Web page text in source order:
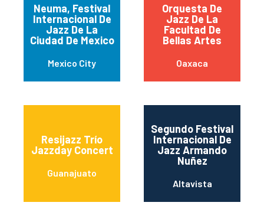
Neuma, Festival
Internacional De
Jazz De La
Ciudad De Mexico
Mexico City
Orquesta De
Jazz De La
Facultad De
Bellas Artes
Oaxaca
Resijazz Trío
Jazzday Concert
Guanajuato
Segundo Festival
Internacional De
Jazz Armando
Nuñez
Altavista